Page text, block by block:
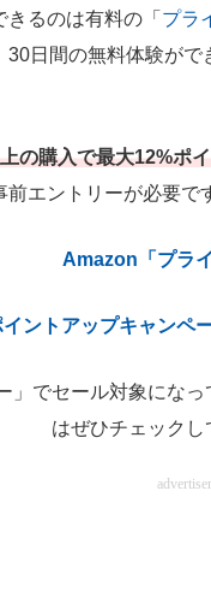
るのは有料の「 プラ
日間の無料体験が
の購入で最大12%ポ
エントリーが必要で
Amazon「プラ
イントアップキャンペ
でセール対象にな
はぜひチェックし